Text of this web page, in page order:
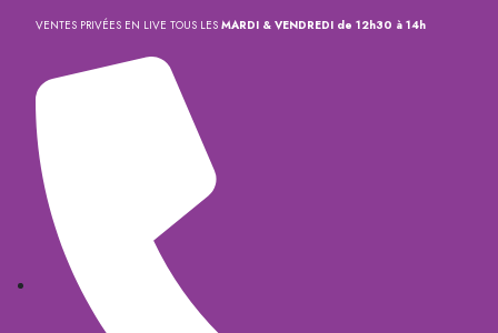
VENTES PRIVÉES EN LIVE TOUS LES MARDI & VENDREDI de 12h30 à 14h